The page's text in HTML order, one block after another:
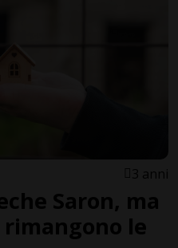
3 anni
Saron, ma
le